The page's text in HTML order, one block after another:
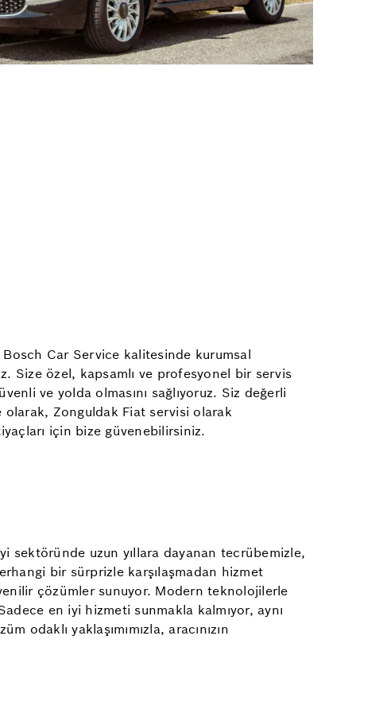
Bosch Car Service kalitesinde kurumsal
Size özel, kapsamlı ve profesyonel bir servis
ve yolda olmasını sağlıyoruz. Siz değerli
Zonguldak Fiat servisi olarak
için bize güvenebilirsiniz.
sektöründe uzun yıllara dayanan tecrübemizle,
bir sürprizle karşılaşmadan hizmet
çözümler sunuyor. Modern teknolojilerle
en iyi hizmeti sunmakla kalmıyor, aynı
odaklı yaklaşımımızla, aracınızın